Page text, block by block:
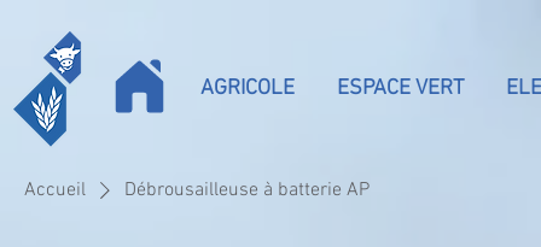
AGRICOLE ESPACE VERT
Accueil Débrousailleuse à batterie AP